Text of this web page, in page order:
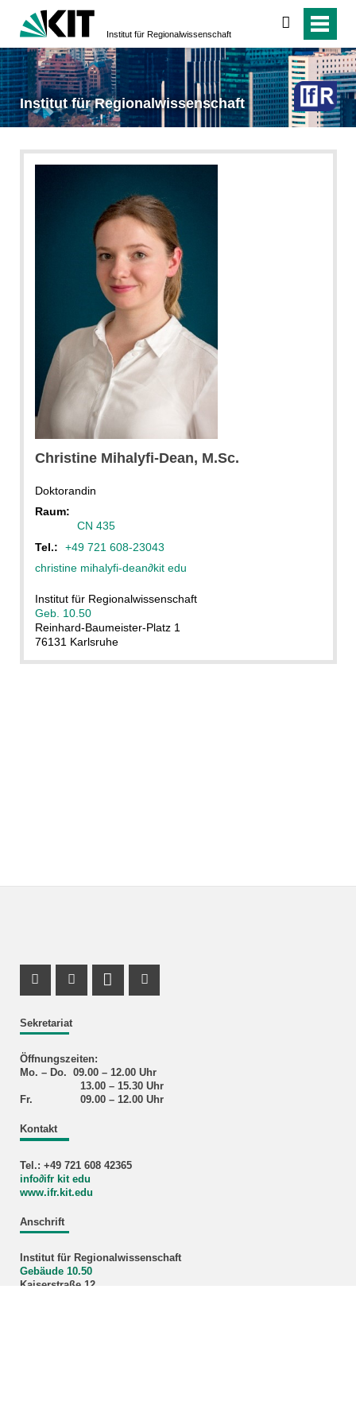
Institut für Regionalwissenschaft
suchen
Institut für Regionalwissenschaft
Christine Mihalyfi-Dean, M.Sc.
Doktorandin
Raum:
CN 435
Tel.:
+49 721 608-23043
christine mihalyfi-dean∂kit edu
Institut für Regionalwissenschaft
Geb. 10.50
Reinhard-Baumeister-Platz 1
76131 Karlsruhe
Sekretariat
Öffnungszeiten:
Mo. – Do. 09.00 – 12.00 Uhr
13.00 – 15.30 Uhr
Fr. 09.00 – 12.00 Uhr
Kontakt
Tel.: +49 721 608 42365
info∂ifr kit edu
www.ifr.kit.edu
Anschrift
Institut für Regionalwissenschaft
Gebäude 10.50
Kaiserstraße 12
Facebook Profil
Instagram Profil
LinkedIn Profil
X Kanal (Twitter)